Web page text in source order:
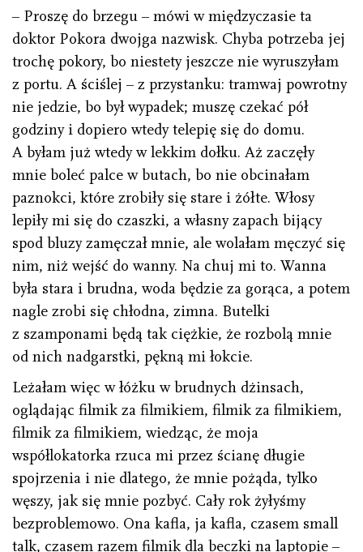
– Proszę do brzegu – mówi w międzyczasie ta
doktor Pokora dwojga nazwisk. Chyba potrzeba jej
trochę pokory, bo niestety jeszcze nie wyruszyłam
z portu. A ściślej – z przystanku: tramwaj powrotny
nie jedzie, bo był wypadek; muszę czekać pół
godziny i dopiero wtedy telepię się do domu.
A byłam już wtedy w lekkim dołku. Aż zaczęły
mnie boleć palce w butach, bo nie obcinałam
paznokci, które zrobiły się stare i żółte. Włosy
lepiły mi się do czaszki, a własny zapach bijący
spod bluzy zamęczał mnie, ale wolałam męczyć się
nim, niż wejść do wanny. Na chuj mi to. Wanna
była stara i brudna, woda będzie za gorąca, a potem
nagle zrobi się chłodna, zimna. Butelki
z szamponami będą tak ciężkie, że rozbolą mnie
od nich nadgarstki, pękną mi łokcie.
Leżałam więc w łóżku w brudnych dżinsach,
oglądając filmik za filmikiem, filmik za filmikiem,
filmik za filmikiem, wiedząc, że moja
współlokatorka rzuca mi przez ścianę długie
spojrzenia i nie dlatego, że mnie pożąda, tylko
węszy, jak się mnie pozbyć. Cały rok żyłyśmy
bezproblemowo. Ona kafla, ja kafla, czasem small
talk, czasem razem filmik dla beczki na laptopie –